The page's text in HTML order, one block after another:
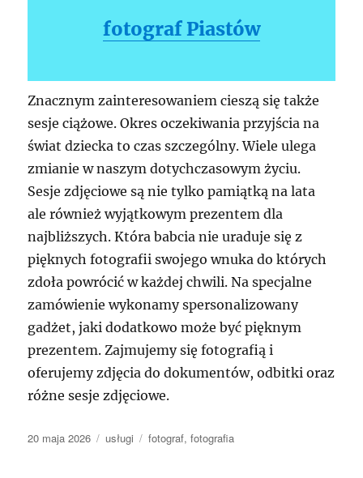
fotograf Piastów
Znacznym zainteresowaniem cieszą się także
sesje ciążowe. Okres oczekiwania przyjścia na
świat dziecka to czas szczególny. Wiele ulega
zmianie w naszym dotychczasowym życiu.
Sesje zdjęciowe są nie tylko pamiątką na lata
ale również wyjątkowym prezentem dla
najbliższych. Która babcia nie uraduje się z
pięknych fotografii swojego wnuka do których
zdoła powrócić w każdej chwili. Na specjalne
zamówienie wykonamy spersonalizowany
gadżet, jaki dodatkowo może być pięknym
prezentem. Zajmujemy się fotografią i
oferujemy zdjęcia do dokumentów, odbitki oraz
różne sesje zdjęciowe.
Data
20 maja 2026 Kategorie
usługi Tagi
fotograf,fotografia